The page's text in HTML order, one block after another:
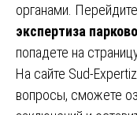
органами.
экспертиза
попадете на
На сайте Sud-
вопросы, сможете